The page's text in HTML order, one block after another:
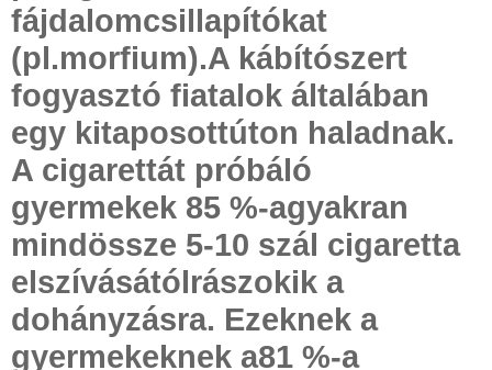
fájdalomcsillapítókat
(pl.morfium).A kábítószert
fogyasztó fiatalok általában
egy kitaposottúton haladnak.
A cigarettát próbáló
gyermekek 85 %-agyakran
mindössze 5-10 szál cigaretta
elszívásátólrászokik a
dohányzásra. Ezeknek a
gyermekeknek a81 %-a